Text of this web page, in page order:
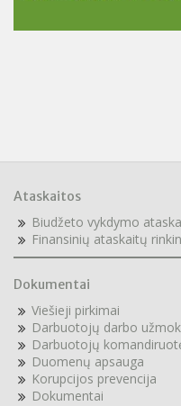
Ataskaitos
Biudžeto vykdymo
Finansinių ataskaitų
Dokumentai
Viešieji pirkimai
Darbuotojų darbo
Darbuotojų
Duomenų apsauga
Korupcijos prevencija
Dokumentai